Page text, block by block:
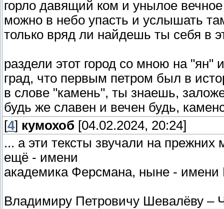
горло давящий ком и унылое вечное
можно в небо упасть и услышать
только вряд ли найдешь ты себя в
раздели этот город со мною на "ян"
град, что первым петром был в
в слове "камень", ты знаешь,
будь же славен и вечен будь,
[4] кумохоб [04.02.2024, 20:24]
... а эти тексты звучали на прежних
ещё - имени
академика Ферсмана, ныне -
Владимиру Петровичу Шевалёву –